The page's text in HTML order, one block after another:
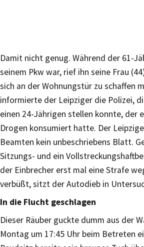
Damit nicht genug. Während der 61-
seinem Pkw war, rief ihn seine Frau
sich an der Wohnungstür zu schaffen
informierte der Leipziger die Polizei,
einen 24-Jährigen stellen konnte, der
Drogen konsumiert hatte. Der
Beamten kein unbeschriebens Blatt.
Sitzungs- und ein
der Einbrecher erst mal eine Strafe
verbüßt, sitzt der Autodieb in
In die Flucht geschlagen
Dieser Räuber guckte dumm aus der
Montag um 17:45 Uhr beim Betreten